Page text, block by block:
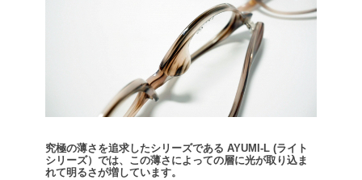
究極の薄さを追求したシリーズである AYUMI-L (ライト
シリーズ）では、この薄さによっての層に光が取り込ま
れて明るさが増しています。